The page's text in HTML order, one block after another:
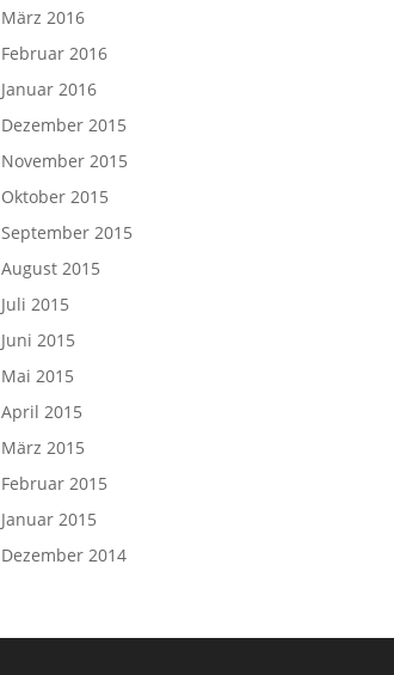
März 2016
Februar 2016
Januar 2016
Dezember 2015
November 2015
Oktober 2015
September 2015
August 2015
Juli 2015
Juni 2015
Mai 2015
April 2015
März 2015
Februar 2015
Januar 2015
Dezember 2014